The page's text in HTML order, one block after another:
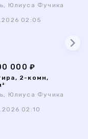
Юлиуса Фучика
02:05
000 ₽
2-комн,
Юлиуса Фучика
02:10